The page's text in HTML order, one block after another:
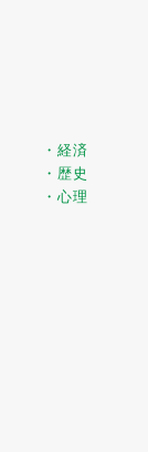
・経済
・歴史
・心理